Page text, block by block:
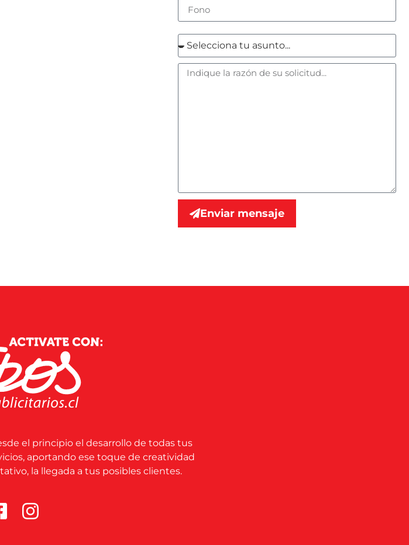
Enviar mensaje
el principio el desarrollo de todas tus
aportando ese toque de creatividad
la llegada a tus posibles clientes.